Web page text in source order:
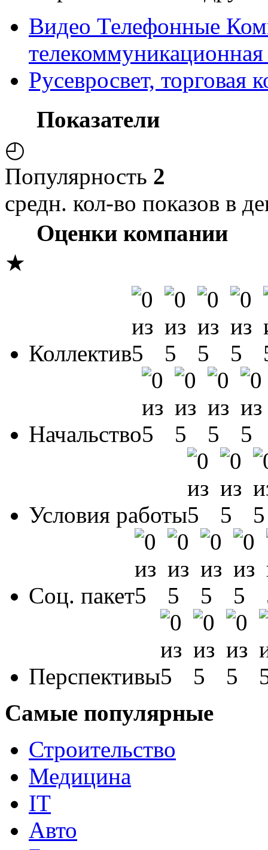
Видео Телефонные
Русевросвет, торговая
Показатели
◴
Популярность 2
средн. кол-во показов в
Оценки компании
★
Коллектив
Начальство
Условия работы
Соц. пакет
Перспективы
Самые популярные
Строительство
Медицина
IT
Авто